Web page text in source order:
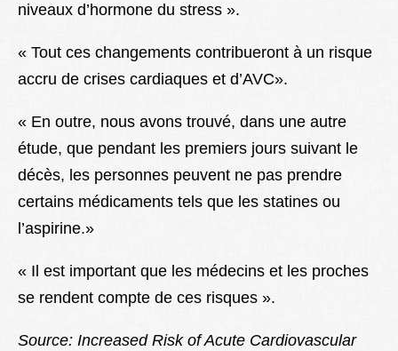
niveaux d’hormone du stress ».
« Tout ces changements contribueront à un risque
accru de crises cardiaques et d’AVC».
« En outre, nous avons trouvé, dans une autre
étude, que pendant les premiers jours suivant le
décès, les personnes peuvent ne pas prendre
certains médicaments tels que les statines ou
l’aspirine.»
« Il est important que les médecins et les proches
se rendent compte de ces risques ».
Source: Increased Risk of Acute Cardiovascular